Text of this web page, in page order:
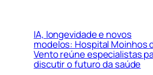
IA, longevidade e novos
modelos: Hospital Moinhos
Vento reúne especialistas
discutir o futuro da saúde